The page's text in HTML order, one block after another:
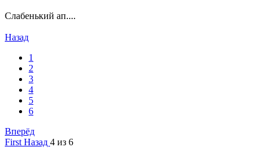
Слабенький ап....
Назад
1
2
3
4
5
6
Вперёд
First Назад 4 из 6